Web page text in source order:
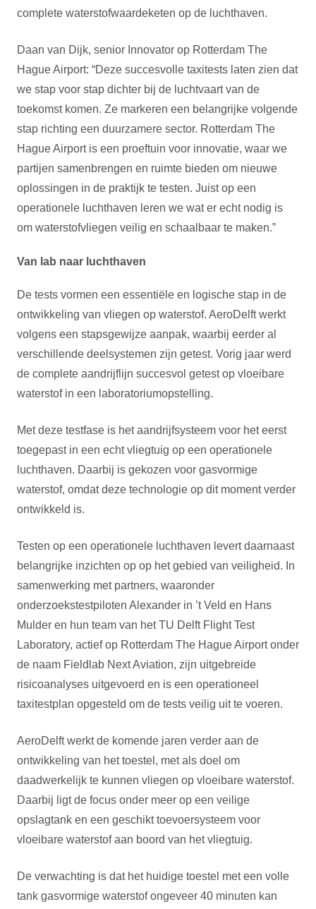
complete waterstofwaardeketen op de luchthaven.
Daan van Dijk, senior Innovator op Rotterdam The
Hague Airport: “Deze succesvolle taxitests laten zien dat
we stap voor stap dichter bij de luchtvaart van de
toekomst komen. Ze markeren een belangrijke volgende
stap richting een duurzamere sector. Rotterdam The
Hague Airport is een proeftuin voor innovatie, waar we
partijen samenbrengen en ruimte bieden om nieuwe
oplossingen in de praktijk te testen. Juist op een
operationele luchthaven leren we wat er echt nodig is
om waterstofvliegen veilig en schaalbaar te maken.”
Van lab naar luchthaven
De tests vormen een essentiële en logische stap in de
ontwikkeling van vliegen op waterstof. AeroDelft werkt
volgens een stapsgewijze aanpak, waarbij eerder al
verschillende deelsystemen zijn getest. Vorig jaar werd
de complete aandrijflijn succesvol getest op vloeibare
waterstof in een laboratoriumopstelling.
Met deze testfase is het aandrijfsysteem voor het eerst
toegepast in een echt vliegtuig op een operationele
luchthaven. Daarbij is gekozen voor gasvormige
waterstof, omdat deze technologie op dit moment verder
ontwikkeld is.
Testen op een operationele luchthaven levert daarnaast
belangrijke inzichten op op het gebied van veiligheid. In
samenwerking met partners, waaronder
onderzoekstestpiloten Alexander in ’t Veld en Hans
Mulder en hun team van het TU Delft Flight Test
Laboratory, actief op Rotterdam The Hague Airport onder
de naam Fieldlab Next Aviation, zijn uitgebreide
risicoanalyses uitgevoerd en is een operationeel
taxitestplan opgesteld om de tests veilig uit te voeren.
AeroDelft werkt de komende jaren verder aan de
ontwikkeling van het toestel, met als doel om
daadwerkelijk te kunnen vliegen op vloeibare waterstof.
Daarbij ligt de focus onder meer op een veilige
opslagtank en een geschikt toevoersysteem voor
vloeibare waterstof aan boord van het vliegtuig.
De verwachting is dat het huidige toestel met een volle
tank gasvormige waterstof ongeveer 40 minuten kan